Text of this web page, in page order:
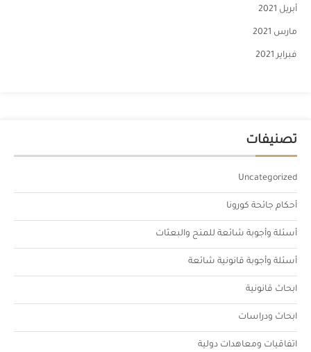
أبريل 2021
مارس 2021
فبراير 2021
تصنيفات
Uncategorized
أحكام جائحة كورونا
أسئلة وأجوبة شائعة للمنح والبعثات
أسئلة وأجوبة قانونية شائعة
ابحاث قانونية
ابحاث ودراسات
اتفاقيات ومعاهدات دولية